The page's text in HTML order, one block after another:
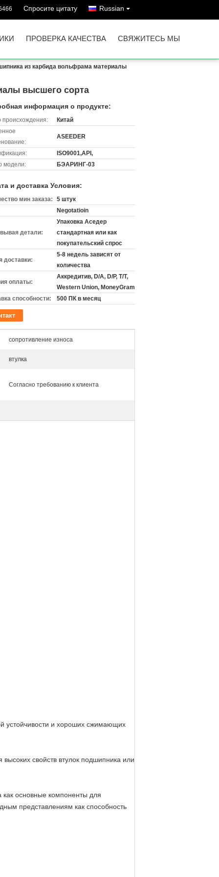
Спросите цитату Russian
ПРОВЕРКА КАЧЕСТВА СВЯЖИТЕСЬ МЫ
из карбида вольфрама материалы
высшего сорта
информация о продукте:
происхождения:
Китай
ASEEDER
ISO9001,API,
модели:
БЭАРИНГ-03
и доставка Условия:
мин заказа:
5 штук
Negotatioin
детали:
Упаковка Аседер
стандартная или как
покупательский спрос
доставки:
5-8 недель зависят от
количества
оплаты:
Аккредитив, D/A, D/P, T/T,
Western Union, MoneyGram
способности:
500 ПК в месяц
сопротивление износа
втулка
Согласно требованию к клиента
устойчивости и хороших сжимающих
свойств втулок подшипника или
основные компоненты для
представлениям как способность